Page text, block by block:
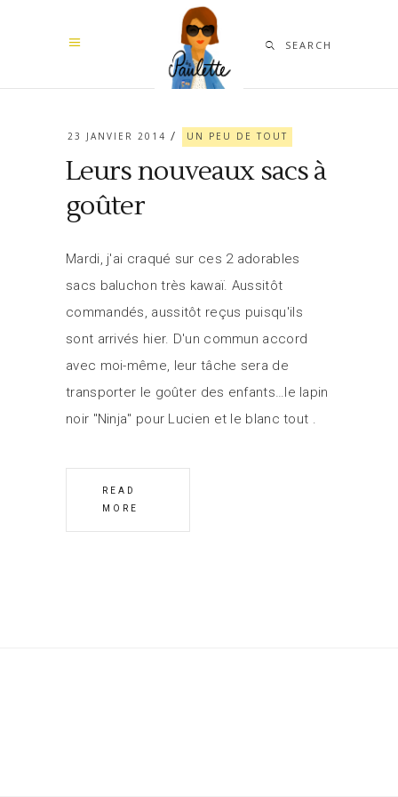
SEARCH
23 JANVIER 2014 UN PEU DE TOUT
Leurs nouveaux sacs à
goûter
Mardi, j'ai craqué sur ces 2 adorables
sacs baluchon très kawaï. Aussitôt
commandés, aussitôt reçus puisqu'ils
sont arrivés hier. D'un commun accord
avec moi-même, leur tâche sera de
transporter le goûter des enfants…le lapin
noir "Ninja" pour Lucien et le blanc tout
READ
MORE